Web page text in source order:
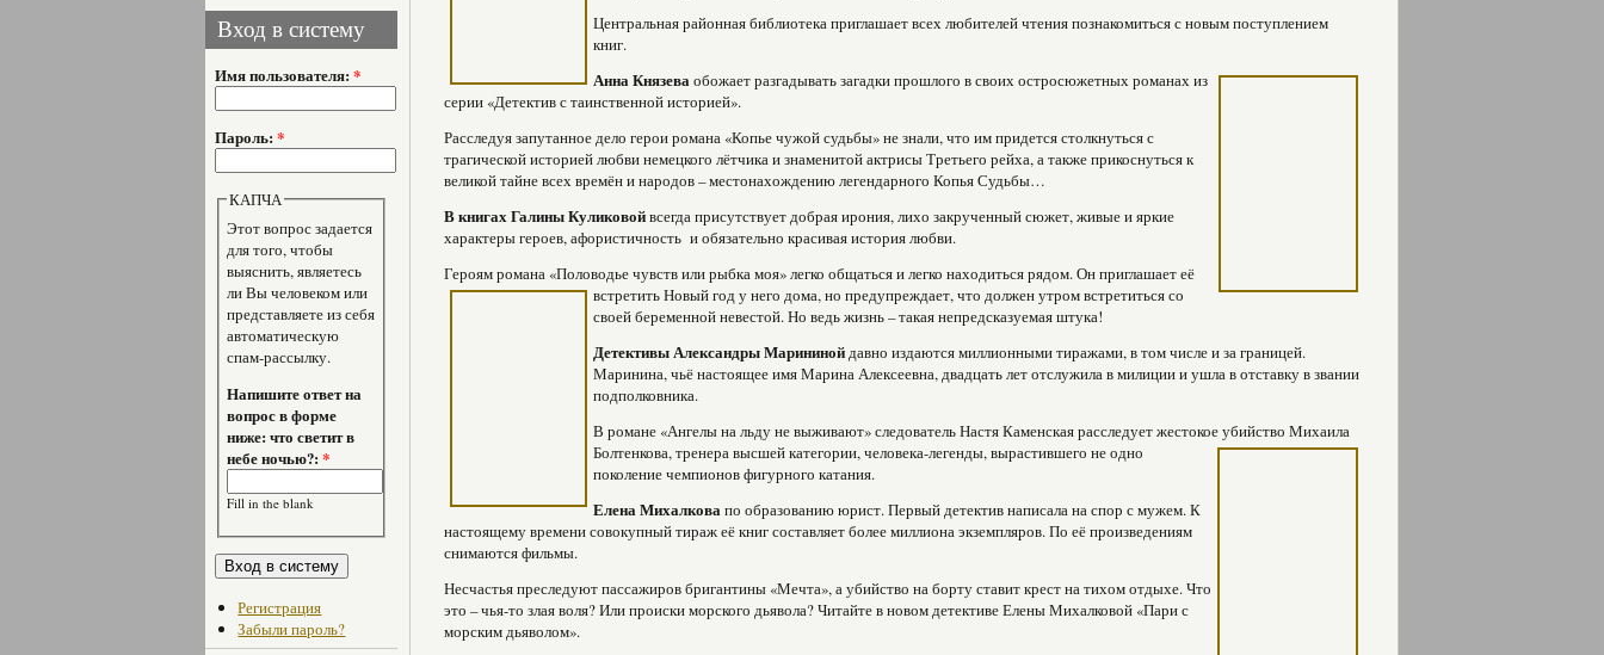
Вход в систему
Имя пользователя: *
Пароль: *
КАПЧА
Этот вопрос задается
для того, чтобы
выяснить, являетесь
ли Вы человеком или
представляете из себя
автоматическую
спам-рассылку.
Напишите ответ на
вопрос в форме
ниже: что светит в
небе ночью?:*
Fill in the blank
Регистрация
Забыли пароль?
Центральная районная библиотека приглашает всех любителей чтения познакомиться с новым поступлением
книг.
Анна Князеваобожает разгадывать загадки прошлого в своих остросюжетных романах из
серии «Детектив с таинственной историей».
Расследуя запутанное дело герои романа «Копье чужой судьбы» не знали, что им придется столкнуться с
трагической историей любви немецкого лётчика и знаменитой актрисы Третьего рейха, а также прикоснуться к
великой тайне всех времён и народов – местонахождению легендарного Копья Судьбы…
В книгах Галины Куликовойвсегда присутствует добрая ирония, лихо закрученный сюжет, живые и яркие
характеры героев, афористичность и обязательно красивая история любви.
Героям романа «Половодье чувств или рыбка моя» легко общаться и легко находиться рядом. Он приглашает её
встретить Новый год у него дома, но предупреждает, что должен утром встретиться со
своей беременной невестой. Но ведь жизнь – такая непредсказуемая штука!
Детективы Александры Марининойдавно издаются миллионными тиражами, в том числе и за границей.
Маринина, чьё настоящее имя Марина Алексеевна, двадцать лет отслужила в милиции и ушла в отставку в звании
подполковника.
В романе «Ангелы на льду не выживают» следователь Настя Каменская расследует жестокое убийство Михаила
Болтенкова, тренера высшей категории, человека-легенды, вырастившего не одно
поколение чемпионов фигурного катания.
Елена Михалковапо образованию юрист. Первый детектив написала на спор с мужем. К
настоящему времени совокупный тираж её книг составляет более миллиона экземпляров. По её произведениям
снимаются фильмы.
Несчастья преследуют пассажиров бригантины «Мечта», а убийство на борту ставит крест на тихом отдыхе. Что
это – чья-то злая воля? Или происки морского дьявола? Читайте в новом детективе Елены Михалковой «Пари с
морским дьяволом».